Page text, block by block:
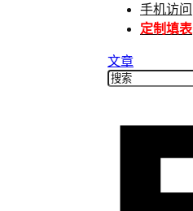
手机访问
定制填表
文章